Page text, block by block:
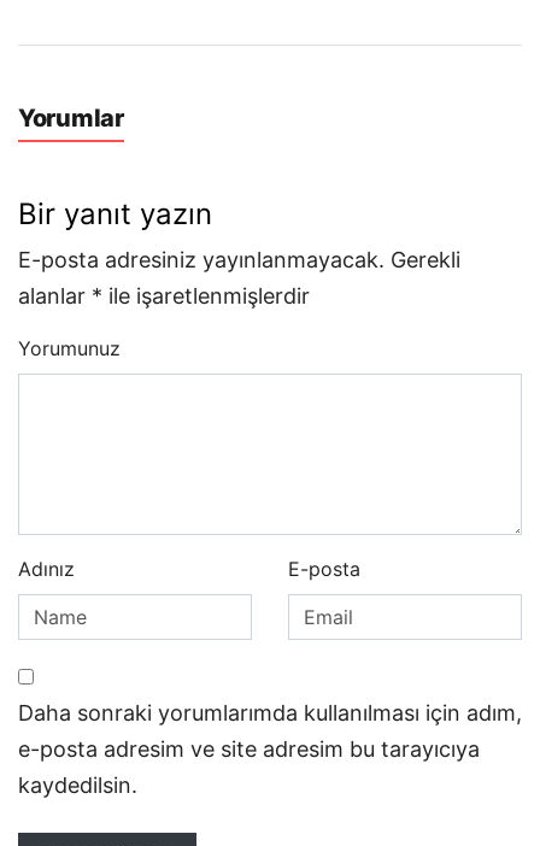
Yorumlar
Bir yanıt yazın
E-posta adresiniz yayınlanmayacak. Gerekli
alanlar * ile işaretlenmişlerdir
Yorumunuz
Adınız E-posta
Daha sonraki yorumlarımda kullanılması için adım,
e-posta adresim ve site adresim bu tarayıcıya
kaydedilsin.